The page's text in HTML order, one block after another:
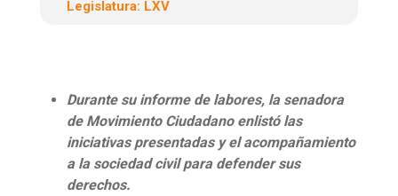
Legislatura: LXV
Durante su informe de labores, la senadora
de Movimiento Ciudadano enlistó las
iniciativas presentadas y el acompañamiento
a la sociedad civil para defender sus
derechos.